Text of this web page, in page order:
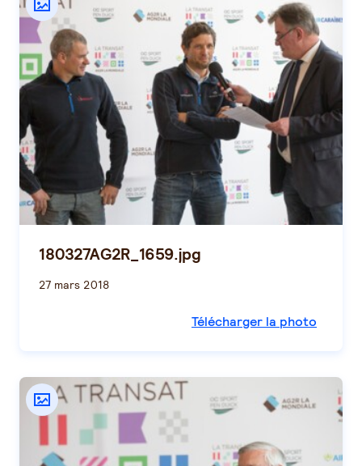
180327AG2R_1659.jpg
27 mars 2018
Télécharger la photo